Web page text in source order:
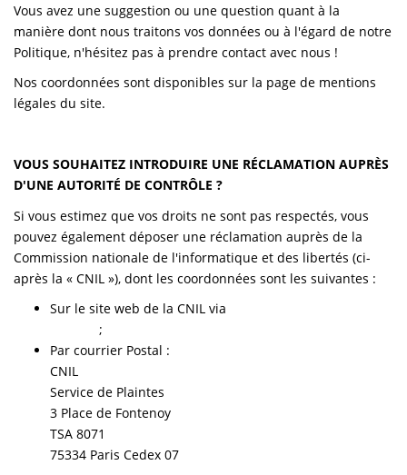
Vous avez une suggestion ou une question quant à la
manière dont nous traitons vos données ou à l'égard de notre
Politique, n'hésitez pas à prendre contact avec nous !
Nos coordonnées sont disponibles sur la page de mentions
légales du site.
VOUS SOUHAITEZ INTRODUIRE UNE RÉCLAMATION AUPRÈS
D'UNE AUTORITÉ DE CONTRÔLE ?
Si vous estimez que vos droits ne sont pas respectés, vous
pouvez également déposer une réclamation auprès de la
Commission nationale de l'informatique et des libertés (ci-
après la « CNIL »), dont les coordonnées sont les suivantes :
Sur le site web de la CNIL via
;
Par courrier Postal :
CNIL
Service de Plaintes
3 Place de Fontenoy
TSA 8071
75334 Paris Cedex 07